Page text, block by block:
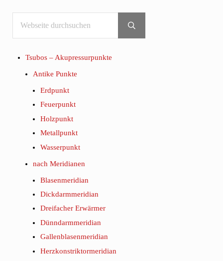
Sidebar
Submit search
Tsubos – Akupressurpunkte
Antike Punkte
Erdpunkt
Feuerpunkt
Holzpunkt
Metallpunkt
Wasserpunkt
nach Meridianen
Blasenmeridian
Dickdarmmeridian
Dreifacher Erwärmer
Dünndarmmeridian
Gallenblasenmeridian
Herzkonstriktormeridian